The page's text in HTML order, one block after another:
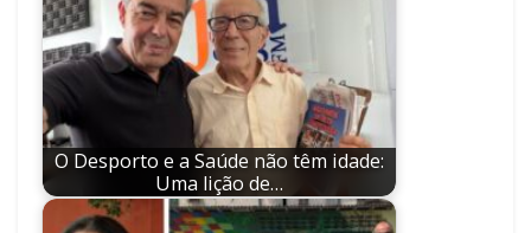
O Desporto e a Saúde não têm idade:
Uma lição de…